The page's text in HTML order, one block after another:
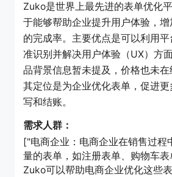
Zuko是世界上最先进的表单优化
于能够帮助企业提升用户体验，
的完成率。主要优点是可以利用
准识别并解决用户体验（UX）方
品背景信息暂未提及，价格也未在
其定位是为企业优化表单，促进
写和结账。
需求人群：
["电商企业：电商企业在销售过程
量的表单，如注册表单、购物车表
Zuko可以帮助电商企业优化这些